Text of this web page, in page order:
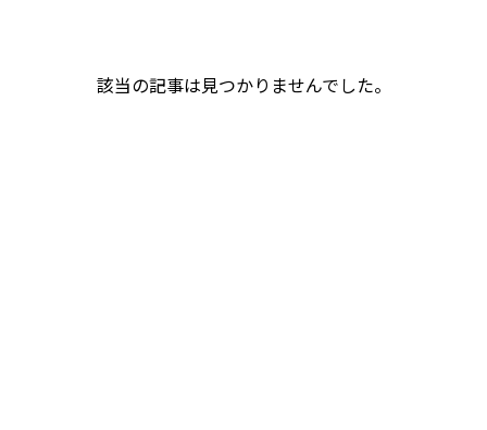
該当の記事は見つかりませんでした。